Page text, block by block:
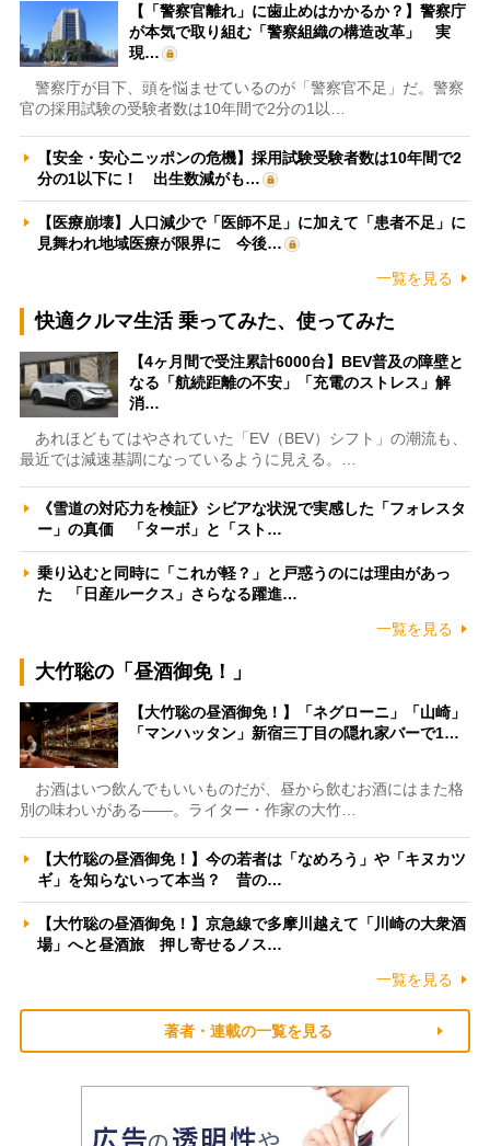
【「警察官離れ」に歯止めはかかるか？】警察庁
が本気で取り組む「警察組織の構造改革」 実
現…
警察庁が目下、頭を悩ませているのが「警察官不足」だ。警察
官の採用試験の受験者数は10年間で2分の1以…
【安全・安心ニッポンの危機】採用試験受験者数は10年間で2
分の1以下に！ 出生数減がも…
【医療崩壊】人口減少で「医師不足」に加えて「患者不足」に
見舞われ地域医療が限界に 今後…
一覧を見る
快適クルマ生活 乗ってみた、使ってみた
【4ヶ月間で受注累計6000台】BEV普及の障壁と
なる「航続距離の不安」「充電のストレス」解
消…
あれほどもてはやされていた「EV（BEV）シフト」の潮流も、
最近では減速基調になっているように見える。…
《雪道の対応力を検証》シビアな状況で実感した「フォレスタ
ー」の真価 「ターボ」と「スト…
乗り込むと同時に「これが軽？」と戸惑うのには理由があっ
た 「日産ルークス」さらなる躍進…
一覧を見る
大竹聡の「昼酒御免！」
【大竹聡の昼酒御免！】「ネグローニ」「山崎」
「マンハッタン」新宿三丁目の隠れ家バーで1…
お酒はいつ飲んでもいいものだが、昼から飲むお酒にはまた格
別の味わいがある――。ライター・作家の大竹…
【大竹聡の昼酒御免！】今の若者は「なめろう」や「キヌカツ
ギ」を知らないって本当？ 昔の…
【大竹聡の昼酒御免！】京急線で多摩川越えて「川崎の大衆酒
場」へと昼酒旅 押し寄せるノス…
一覧を見る
著者・連載の一覧を見る